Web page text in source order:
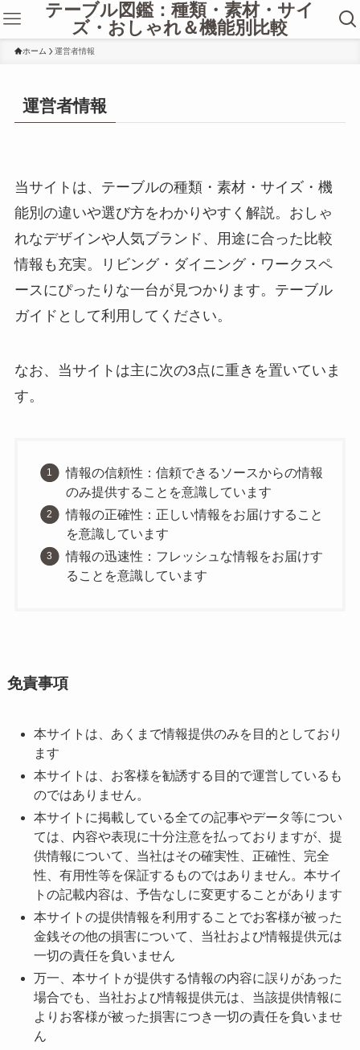
テーブル図鑑：種類・素材・サイ
ズ・おしゃれ＆機能別比較
ホーム 運営者情報
運営者情報
当サイトは、テーブルの種類・素材・サイズ・機
能別の違いや選び方をわかりやすく解説。おしゃ
れなデザインや人気ブランド、用途に合った比較
情報も充実。リビング・ダイニング・ワークスペ
ースにぴったりな一台が見つかります。テーブル
ガイドとして利用してください。
なお、当サイトは主に次の3点に重きを置いていま
す。
情報の信頼性：信頼できるソースからの情報
のみ提供することを意識しています
情報の正確性：正しい情報をお届けすること
を意識しています
情報の迅速性：フレッシュな情報をお届けす
ることを意識しています
免責事項
本サイトは、あくまで情報提供のみを目的としており
ます
本サイトは、お客様を勧誘する目的で運営しているも
のではありません。
本サイトに掲載している全ての記事やデータ等につい
ては、内容や表現に十分注意を払っておりますが、提
供情報について、当社はその確実性、正確性、完全
性、有用性等を保証するものではありません。本サイ
トの記載内容は、予告なしに変更することがあります
本サイトの提供情報を利用することでお客様が被った
金銭その他の損害について、当社および情報提供元は
一切の責任を負いません
万一、本サイトが提供する情報の内容に誤りがあった
場合でも、当社および情報提供元は、当該提供情報に
よりお客様が被った損害につき一切の責任を負いませ
ん